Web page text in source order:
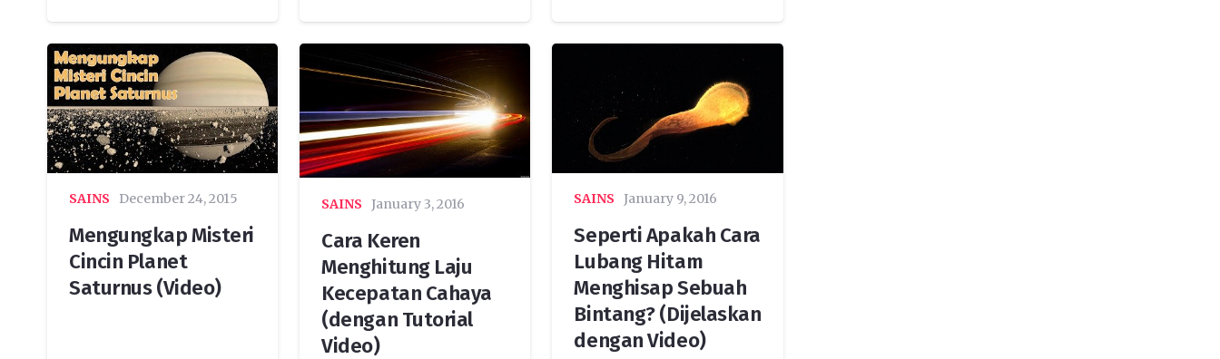
SAINS December 24, 2015
Mengungkap Misteri
Cincin Planet
Saturnus (Video)
SAINS January 3, 2016
Cara Keren
Menghitung Laju
Kecepatan Cahaya
(dengan Tutorial
Video)
SAINS January 9, 2016
Seperti Apakah Cara
Lubang Hitam
Menghisap Sebuah
Bintang? (Dijelaskan
dengan Video)